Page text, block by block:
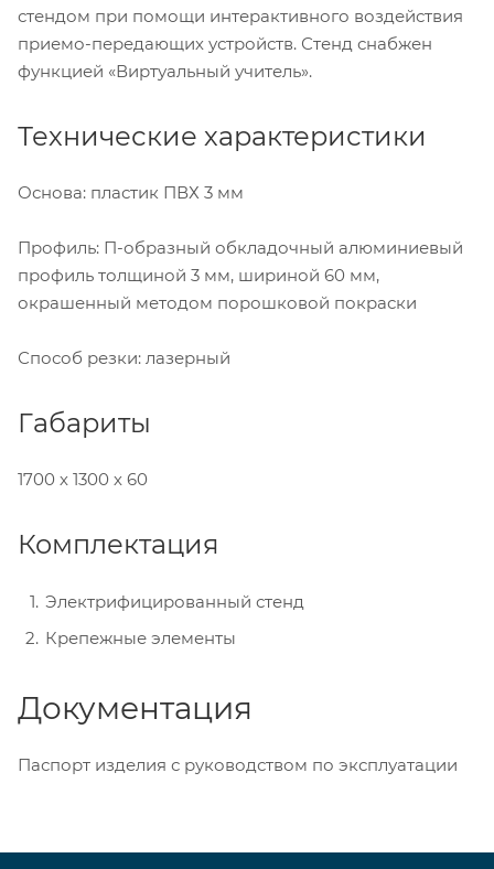
стендом при помощи интерактивного воздействия
приемо-передающих устройств. Стенд снабжен
функцией «Виртуальный учитель».
Технические характеристики
Основа: пластик ПВХ 3 мм
Профиль: П-образный обкладочный алюминиевый
профиль толщиной 3 мм, шириной 60 мм,
окрашенный методом порошковой покраски
Способ резки: лазерный
Габариты
1700 х 1300 х 60
Комплектация
Электрифицированный стенд
Крепежные элементы
Документация
Паспорт изделия с руководством по эксплуатации